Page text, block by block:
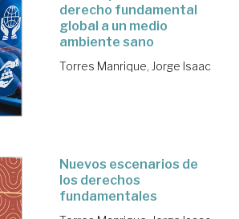
derecho fundamental
global a un medio
ambiente sano
Torres Manrique, Jorge Isaac
Nuevos escenarios de
los derechos
fundamentales